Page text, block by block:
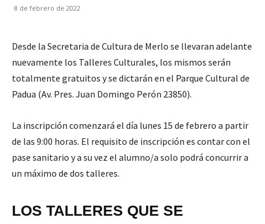
8 de febrero de 2022
Desde la Secretaria de Cultura de Merlo se llevaran adelante
nuevamente los Talleres Culturales, los mismos serán
totalmente gratuitos y se dictarán en el Parque Cultural de
Padua (Av. Pres. Juan Domingo Perón 23850).
La inscripción comenzará el día lunes 15 de febrero a partir
de las 9:00 horas. El requisito de inscripción es contar con el
pase sanitario y a su vez el alumno/a solo podrá concurrir a
un máximo de dos talleres.
LOS TALLERES QUE SE